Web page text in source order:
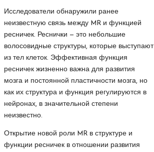
Исследователи обнаружили ранее
неизвестную связь между MR и функцией
ресничек. Реснички — это небольшие
волосовидные структуры, которые выступают
из тел клеток. Эффективная функция
ресничек жизненно важна для развития
мозга и постоянной пластичности мозга, но
как их структура и функция регулируются в
нейронах, в значительной степени
неизвестно.
Открытие новой роли MR в структуре и
функции ресничек в отношении развития